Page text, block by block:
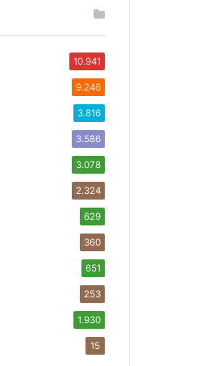
10.941
9.246
3.816
3.586
3.078
2.324
629
360
651
253
1.930
15